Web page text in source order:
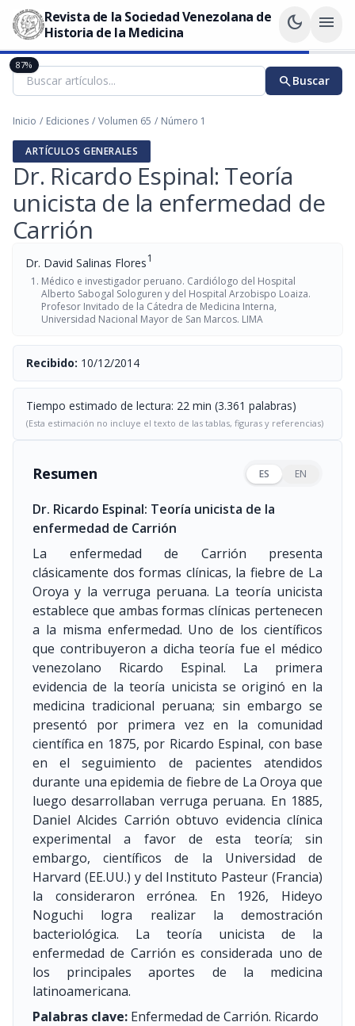
Revista de la Sociedad Venezolana de
Historia de la Medicina
dark_mode menu
searchBuscar
Inicio / Ediciones / Volumen 65 / Número 1
ARTÍCULOS GENERALES
Dr. Ricardo Espinal: Teoría
unicista de la enfermedad de
Carrión
Dr. David Salinas Flores1
Médico e investigador peruano. Cardiólogo del Hospital
Alberto Sabogal Sologuren y del Hospital Arzobispo Loaiza.
Profesor Invitado de la Cátedra de Medicina Interna,
Universidad Nacional Mayor de San Marcos. LIMA
Recibido: 10/12/2014
Tiempo estimado de lectura: 22 min (3.361 palabras)
(Esta estimación no incluye el texto de las tablas, figuras y referencias)
Resumen ES EN
Dr. Ricardo Espinal: Teoría unicista de la
enfermedad de Carrión
La enfermedad de Carrión presenta
clásicamente dos formas clínicas, la fiebre de La
Oroya y la verruga peruana. La teoría unicista
establece que ambas formas clínicas pertenecen
a la misma enfermedad. Uno de los científicos
que contribuyeron a dicha teoría fue el médico
venezolano Ricardo Espinal. La primera
evidencia de la teoría unicista se originó en la
medicina tradicional peruana; sin embargo se
presentó por primera vez en la comunidad
científica en 1875, por Ricardo Espinal, con base
en el seguimiento de pacientes atendidos
durante una epidemia de fiebre de La Oroya que
luego desarrollaban verruga peruana. En 1885,
Daniel Alcides Carrión obtuvo evidencia clínica
experimental a favor de esta teoría; sin
embargo, científicos de la Universidad de
Harvard (EE.UU.) y del Instituto Pasteur (Francia)
la consideraron errónea. En 1926, Hideyo
Noguchi logra realizar la demostración
bacteriológica. La teoría unicista de la
enfermedad de Carrión es considerada uno de
los principales aportes de la medicina
latinoamericana.
Palabras clave: Enfermedad de Carrión. Ricardo
87%